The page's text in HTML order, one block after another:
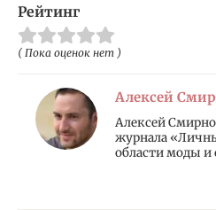
Рейтинг
( Пока оценок нет )
Алексей
Алексей
журнала
области моды и